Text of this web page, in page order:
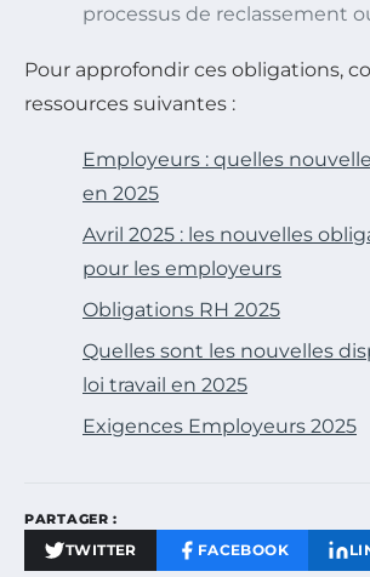
processus de reclassement
Pour approfondir ces obligations,
ressources suivantes :
Employeurs : quelles
en 2025
Avril 2025 : les nouvelles
pour les employeurs
Obligations RH 2025
Quelles sont les nouvelles
loi travail en 2025
Exigences Employeurs 2025
PARTAGER :
TWITTER FACEBOOK